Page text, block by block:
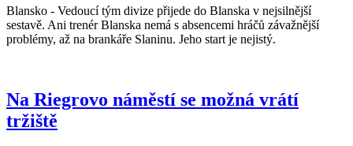
Blansko - Vedoucí tým divize přijede do Blanska v nejsilnější
sestavě. Ani trenér Blanska nemá s absencemi hráčů závažnější
problémy, až na brankáře Slaninu. Jeho start je nejistý.
Na Riegrovo náměstí se možná vrátí
tržiště